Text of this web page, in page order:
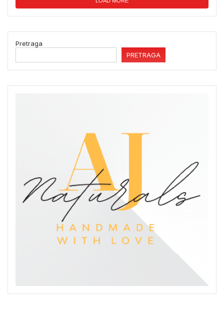
Pretraga
PRETRAGA